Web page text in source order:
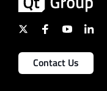
Contact Us